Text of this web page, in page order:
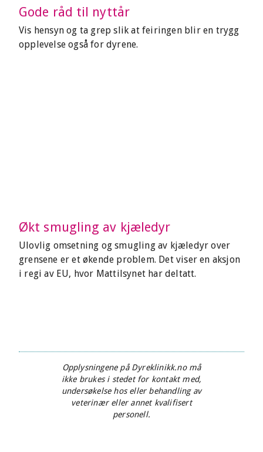
Gode råd til nyttår
Vis hensyn og ta grep slik at feiringen blir en trygg
opplevelse også for dyrene.
Økt smugling av kjæledyr
Ulovlig omsetning og smugling av kjæledyr over
grensene er et økende problem. Det viser en aksjon
i regi av EU, hvor Mattilsynet har deltatt.
Opplysningene på Dyreklinikk.no må
ikke brukes i stedet for kontakt med,
undersøkelse hos eller behandling av
veterinær eller annet kvalifisert
personell.